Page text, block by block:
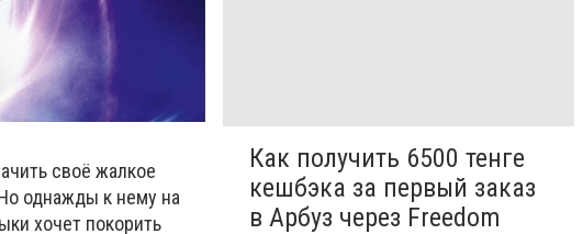
своё жалкое
однажды к нему на
хочет покорить
Как получить 6500 тенге
кешбэка за первый заказ
в Арбуз через Freedom